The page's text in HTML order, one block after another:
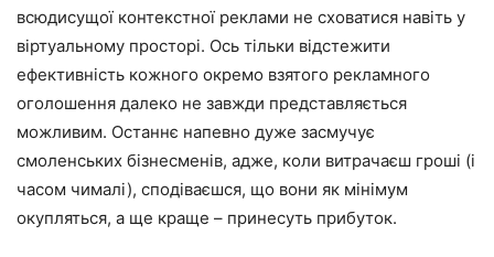
всюдисущої контекстної реклами не сховатися навіть у
віртуальному просторі. Ось тільки відстежити
ефективність кожного окремо взятого рекламного
оголошення далеко не завжди представляється
можливим. Останнє напевно дуже засмучує
смоленських бізнесменів, адже, коли витрачаєш гроші (і
часом чималі), сподіваєшся, що вони як мінімум
окупляться, а ще краще – принесуть прибуток.